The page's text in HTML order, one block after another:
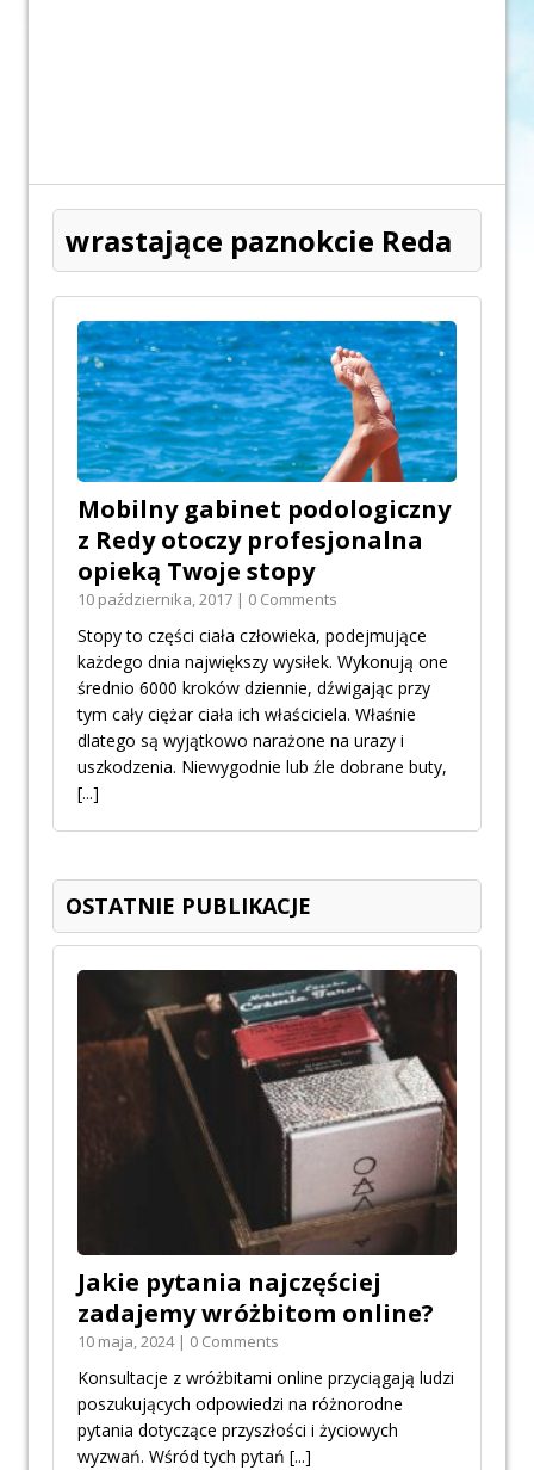
wrastające paznokcie Reda
Mobilny gabinet podologiczny
z Redy otoczy profesjonalna
opieką Twoje stopy
10 października, 2017 | 0 Comments
Stopy to części ciała człowieka, podejmujące
każdego dnia największy wysiłek. Wykonują one
średnio 6000 kroków dziennie, dźwigając przy
tym cały ciężar ciała ich właściciela. Właśnie
dlatego są wyjątkowo narażone na urazy i
uszkodzenia. Niewygodnie lub źle dobrane buty,
[...]
OSTATNIE PUBLIKACJE
Jakie pytania najczęściej
zadajemy wróżbitom online?
10 maja, 2024 | 0 Comments
Konsultacje z wróżbitami online przyciągają ludzi
poszukujących odpowiedzi na różnorodne
pytania dotyczące przyszłości i życiowych
wyzwań. Wśród tych pytań [...]